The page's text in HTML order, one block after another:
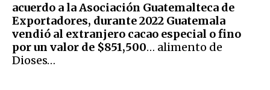
acuerdo a la Asociación Guatemalteca de
Exportadores, durante 2022 Guatemala
vendió al extranjero cacao especial o fino
por un valor de $851,500… alimento de
Dioses…